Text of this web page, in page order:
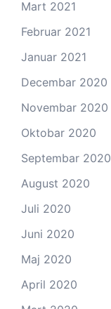
Mart 2021
Februar 2021
Januar 2021
Decembar 2020
Novembar 2020
Oktobar 2020
Septembar 2020
August 2020
Juli 2020
Juni 2020
Maj 2020
April 2020